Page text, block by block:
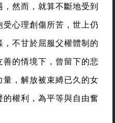
然而，就算不斷地受到
心理創傷所苦，世上仍
不甘於屈服父權體制的
的情境下，曾留下的悲
，解放被束縛已久的女
權利，為平等與自由奮